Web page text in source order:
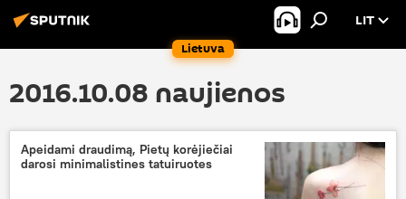
Lietuva
LIT
2016.10.08 naujienos
Apeidami draudimą, Pietų korėjiečiai
darosi minimalistines tatuiruotes